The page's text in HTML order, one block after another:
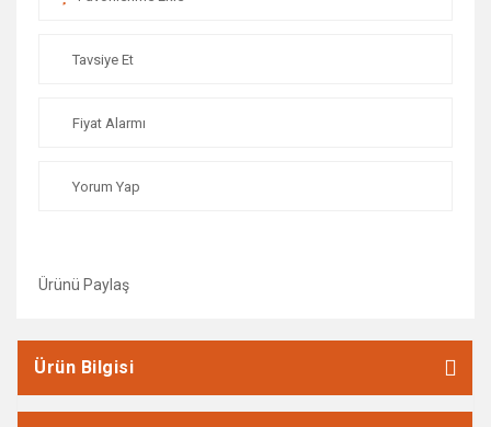
Tavsiye Et
Fiyat Alarmı
Yorum Yap
Ürünü Paylaş
Ürün Bilgisi